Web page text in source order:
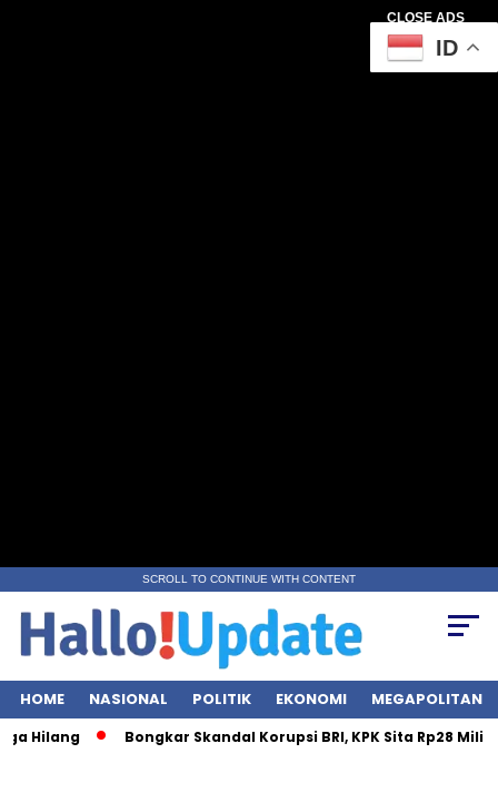
CLOSE ADS
SCROLL TO CONTINUE WITH CONTENT
HOME NASIONAL POLITIK EKONOMI MEGAPOLITAN
Bongkar Skandal Korupsi BRI, KPK Sita Rp28 Miliar dari 7
ID